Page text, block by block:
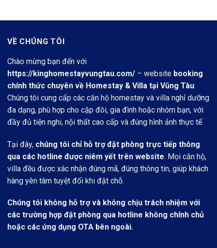
VỀ CHÚNG TÔI
Chào mừng bạn đến với
https://kinghomestayvungtau.com/ – website booking
chính thức chuyên về Homestay & Villa tại Vũng Tàu.
Chúng tôi cung cấp các căn hộ homestay và villa nghỉ dưỡng
đa dạng, phù hợp cho cặp đôi, gia đình hoặc nhóm bạn, với
đầy đủ tiện nghi, nội thất cao cấp và đúng hình ảnh thực tế.
Tại đây, chúng tôi chỉ hỗ trợ đặt phòng trực tiếp thông
qua các hotline được niêm yết trên website. Mọi căn hộ,
villa đều được xác nhận đúng mã, đúng thông tin, giúp khách
hàng yên tâm tuyệt đối khi đặt chỗ.
Chúng tôi không hỗ trợ và không chịu trách nhiệm với
các trường hợp đặt phòng qua hotline không chính chủ
hoặc các ứng dụng OTA bên ngoài.